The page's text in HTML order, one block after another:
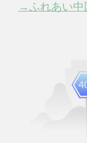
→ふれあい中